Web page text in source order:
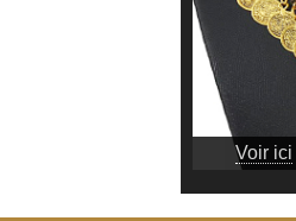
Voir ici